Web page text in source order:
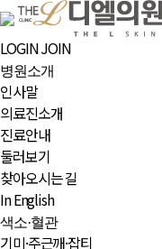
LOGINJOIN
병원소개
인사말
의료진소개
진료안내
둘러보기
찾아오시는 길
In English
색소·혈관
기미·주근깨·잡티